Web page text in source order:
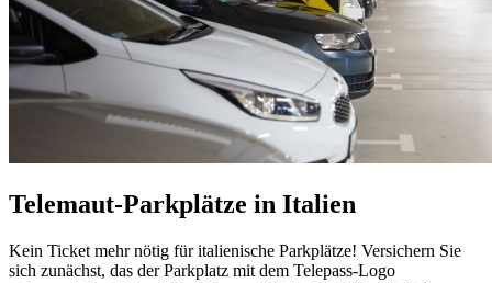
Telemaut-Parkplätze in Italien
Kein Ticket mehr nötig für italienische Parkplätze! Versichern Sie
sich zunächst, das der Parkplatz mit dem Telepass-Logo